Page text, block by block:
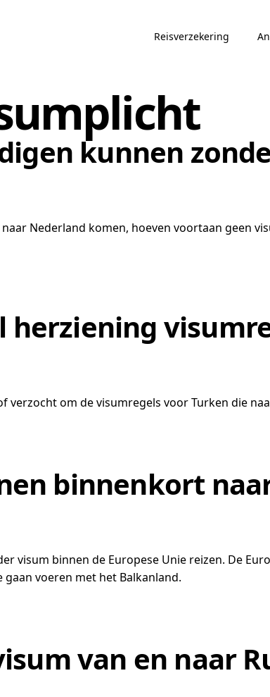
Reisverzekering
kunnen
Nederland komen, hoeven voortaan geen
verzocht om de visumregels voor Turken die
binnenkort
visum binnen de Europese Unie reizen. De
voeren met het Balkanland.
van en naar